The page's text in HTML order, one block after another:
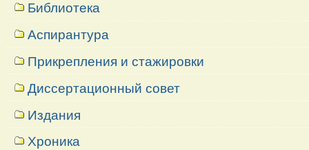
Библиотека
Аспирантура
Прикрепления и стажировки
Диссертационный совет
Издания
Хроника